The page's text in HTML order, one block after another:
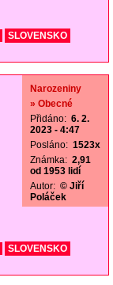
SLOVENSKO
Narozeniny
» Obecné
Přidáno: 6. 2.
2023 - 4:47
Posláno: 1523x
Známka: 2,91
od 1953 lidí
Autor: © Jiří
Poláček
SLOVENSKO